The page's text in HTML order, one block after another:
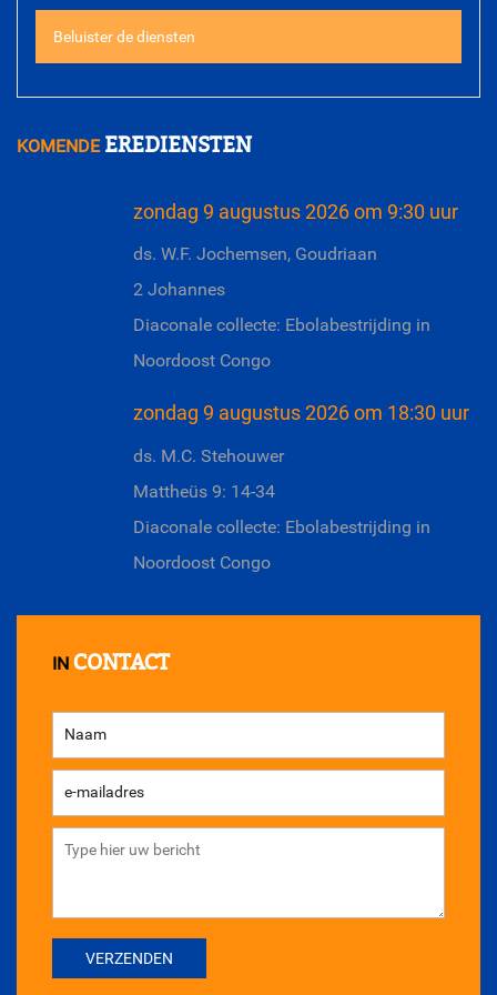
Beluister de diensten
KOMENDEEREDIENSTEN
zondag 9 augustus 2026 om 9:30 uur
ds. W.F. Jochemsen, Goudriaan
2 Johannes
Diaconale collecte: Ebolabestrijding in
Noordoost Congo
zondag 9 augustus 2026 om 18:30 uur
ds. M.C. Stehouwer
Mattheüs 9: 14-34
Diaconale collecte: Ebolabestrijding in
Noordoost Congo
IN CONTACT